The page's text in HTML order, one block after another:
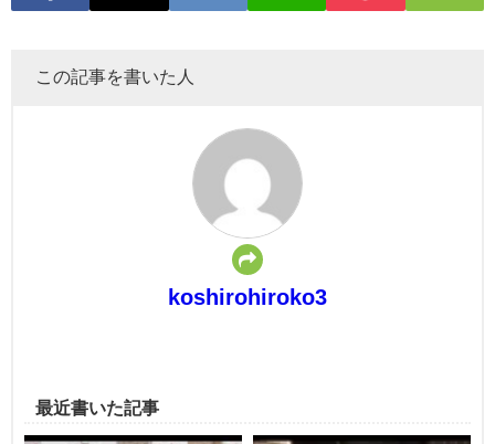
この記事を書いた人
koshirohiroko3
最近書いた記事